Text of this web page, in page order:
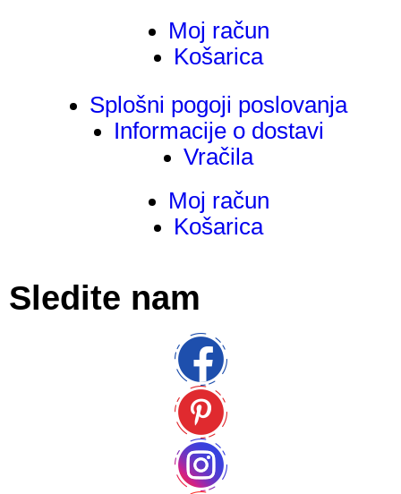
Moj račun
Košarica
Splošni pogoji poslovanja
Informacije o dostavi
Vračila
Moj račun
Košarica
Sledite nam